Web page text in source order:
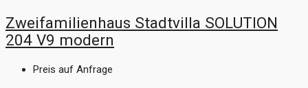
Zweifamilienhaus Stadtvilla SOLUTION
204 V9 modern
Preis auf Anfrage